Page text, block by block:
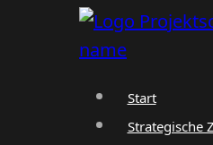
Start
Strategische